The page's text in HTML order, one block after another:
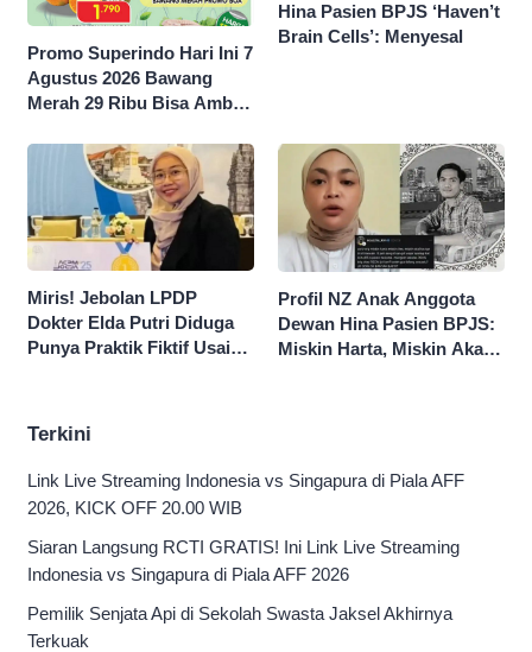
Promo Superindo Hari Ini 7
Agustus 2026 Bawang
Merah 29 Ribu Bisa Ambil
50 Persen
Hina Pasien BPJS ‘Haven’t
Brain Cells’: Menyesal
Miris! Jebolan LPDP
Dokter Elda Putri Diduga
Punya Praktik Fiktif Usai
Profil NZ Anak Anggota
Dewan Hina Pasien BPJS:
Miskin Harta, Miskin Akal
Terkini
Link Live Streaming Indonesia vs Singapura di Piala AFF
2026, KICK OFF 20.00 WIB
Siaran Langsung RCTI GRATIS! Ini Link Live Streaming
Indonesia vs Singapura di Piala AFF 2026
Pemilik Senjata Api di Sekolah Swasta Jaksel Akhirnya
Terkuak